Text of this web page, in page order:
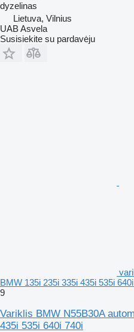
dyzelinas
Lietuva, Vilnius
UAB Asvela
Susisiekite su pardavėju
BMW 135i 235i 335i 435i 535i
9
Variklis BMW N55B30A
435i 535i 640i 740i